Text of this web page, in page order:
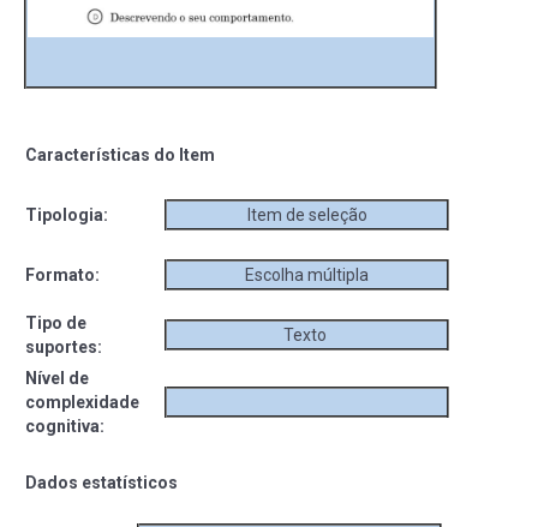
Características do Item
Tipologia: Item de seleção
Formato: Escolha múltipla
Tipo de
suportes:
Texto
Nível de
complexidade
cognitiva:
Dados estatísticos